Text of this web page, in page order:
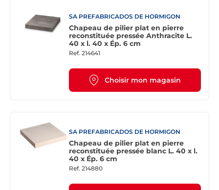
SA PREFABRICADOS DE HORMIGON
Chapeau de pilier plat en pierre
reconstituée pressée Anthracite L.
40 x l. 40 x Ép. 6 cm
Ref. 214641
Choisir mon magasin
SA PREFABRICADOS DE HORMIGON
Chapeau de pilier plat en pierre
reconstituée pressée blanc L. 40 x l.
40 x Ép. 6 cm
Ref. 214880